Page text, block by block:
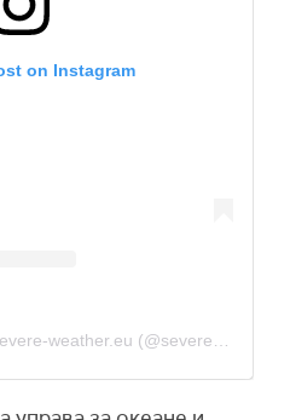
on Instagram